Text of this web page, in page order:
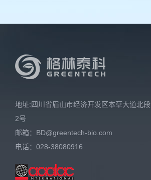
地址:四川省眉山市经济开发区本草大道北段
2号
邮箱： BD@greentech-bio.com
电话：028-38080916